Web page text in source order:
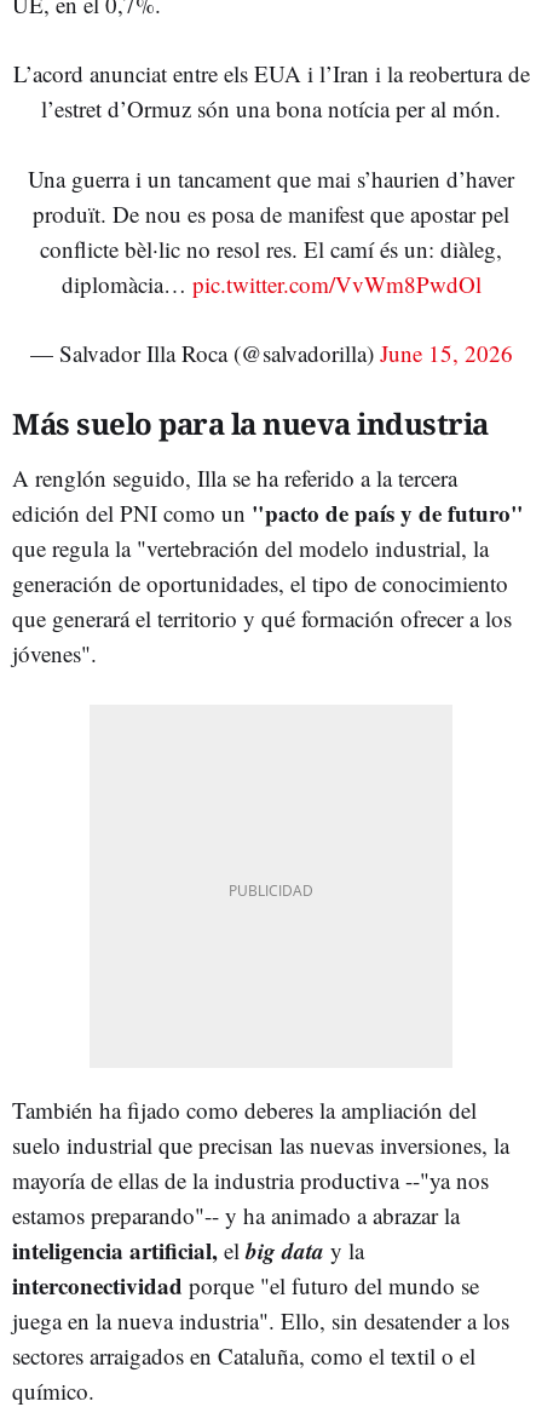
L’acord anunciat entre els EUA i l’Iran i la reobertura de
l’estret d’Ormuz són una bona notícia per al món.
Una guerra i un tancament que mai s’haurien d’haver
produït. De nou es posa de manifest que apostar pel
conflicte bèl·lic no resol res. El camí és un: diàleg,
diplomàcia… pic.twitter.com/VvWm8PwdOl
— Salvador Illa Roca (@salvadorilla) June 15, 2026
Más suelo para la nueva industria
A renglón seguido, Illa se ha referido a la tercera
edición del PNI como un "pacto de país y de futuro"
que regula la "vertebración del modelo industrial, la
generación de oportunidades, el tipo de conocimiento
que generará el territorio y qué formación ofrecer a los
jóvenes".
También ha fijado como deberes la ampliación del
suelo industrial que precisan las nuevas inversiones, la
mayoría de ellas de la industria productiva --"ya nos
estamos preparando"-- y ha animado a abrazar la
inteligencia artificial, el big data y la
interconectividad porque "el futuro del mundo se
juega en la nueva industria". Ello, sin desatender a los
sectores arraigados en Cataluña, como el textil o el
químico.